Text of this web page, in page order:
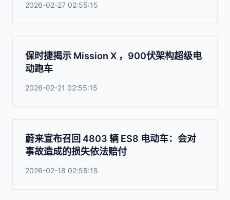
2026-02-27 02:55:15
保时捷揭示 Mission X ，900伏架构超级电
动跑车
2026-02-21 02:55:15
蔚来宣布召回 4803 辆 ES8 电动车：会对
事故造成的损失依法赔付
2026-02-18 02:55:15